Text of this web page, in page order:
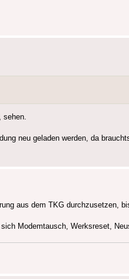
neu geladen werden, da
aus dem TKG durchzusetzen,
Modemtausch, Werksreset,